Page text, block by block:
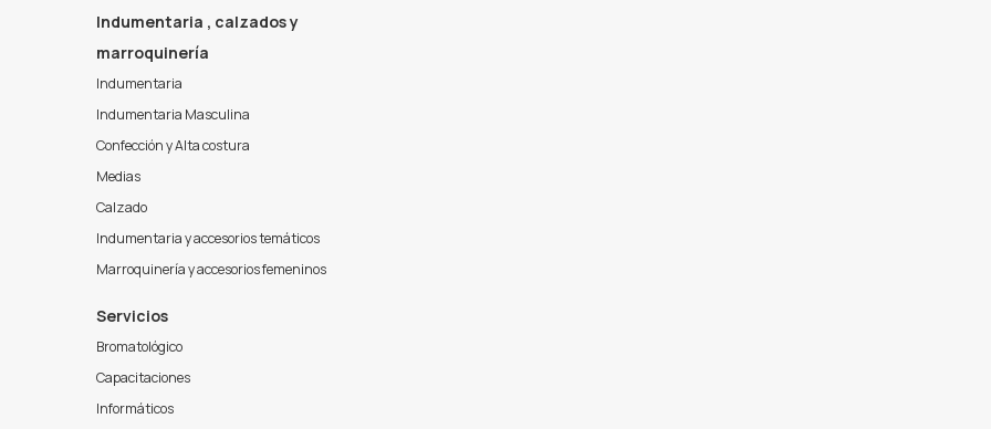
Indumentaria , calzados y
marroquinería
Indumentaria
Indumentaria Masculina
Confección y Alta costura
Medias
Calzado
Indumentaria y accesorios temáticos
Marroquinería y accesorios femeninos
Servicios
Bromatológico
Capacitaciones
Informáticos